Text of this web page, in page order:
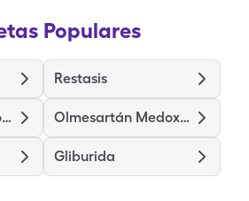
Populares
Restasis
Doxilamina y Piridoxina Olmesartán Medoxomilo
Gliburida